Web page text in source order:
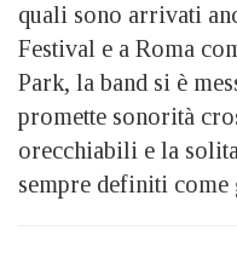
quali sono arrivati
Festival e a Roma
Park, la band si è
promette sonorità
orecchiabili e la
sempre definiti come